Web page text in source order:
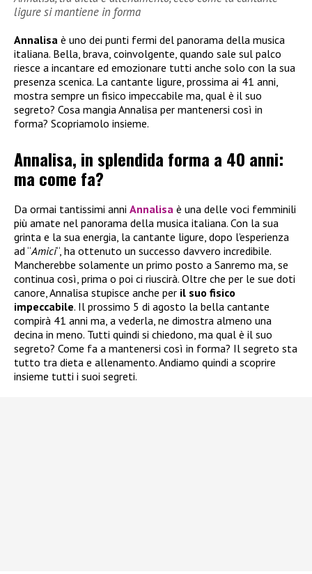
ligure si mantiene in forma
Annalisa è uno dei punti fermi del panorama della musica
italiana. Bella, brava, coinvolgente, quando sale sul palco
riesce a incantare ed emozionare tutti anche solo con la sua
presenza scenica. La cantante ligure, prossima ai 41 anni,
mostra sempre un fisico impeccabile ma, qual è il suo
segreto? Cosa mangia Annalisa per mantenersi così in
forma? Scopriamolo insieme.
Annalisa, in splendida forma a 40 anni:
ma come fa?
Da ormai tantissimi anni Annalisa è una delle voci femminili
più amate nel panorama della musica italiana. Con la sua
grinta e la sua energia, la cantante ligure, dopo l’esperienza
ad “Amici“, ha ottenuto un successo davvero incredibile.
Mancherebbe solamente un primo posto a Sanremo ma, se
continua così, prima o poi ci riuscirà. Oltre che per le sue doti
canore, Annalisa stupisce anche per il suo fisico
impeccabile. Il prossimo 5 di agosto la bella cantante
compirà 41 anni ma, a vederla, ne dimostra almeno una
decina in meno. Tutti quindi si chiedono, ma qual è il suo
segreto? Come fa a mantenersi così in forma? Il segreto sta
tutto tra dieta e allenamento. Andiamo quindi a scoprire
insieme tutti i suoi segreti.